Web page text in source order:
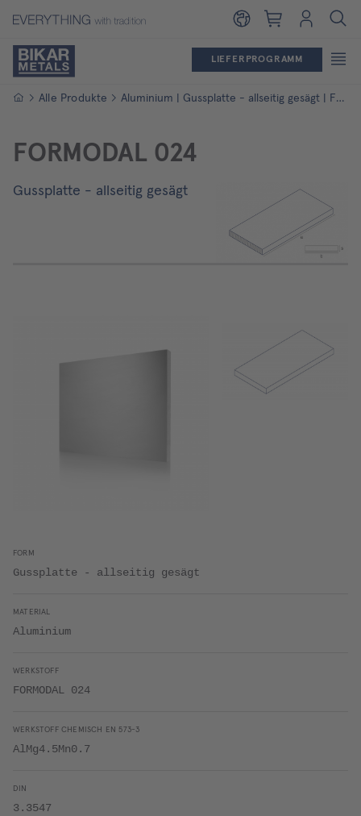
Warenkorb
Login
LIEFERPROGRAMM
StartseiteAlle Produkte Aluminium | Gussplatte - allseitig gesägt | FORMODAL 024
FORMODAL 024
Gussplatte - allseitig gesägt
FORM
Gussplatte - allseitig gesägt
MATERIAL
Aluminium
WERKSTOFF
FORMODAL 024
WERKSTOFF CHEMISCH EN 573-3
AlMg4.5Mn0.7
DIN
3.3547